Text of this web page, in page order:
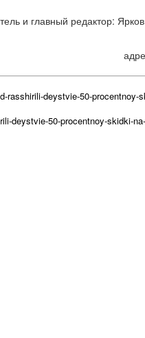
и главный редактор:
rasshirili-deystvie-50-procentnoy-
deystvie-50-procentnoy-skidki-